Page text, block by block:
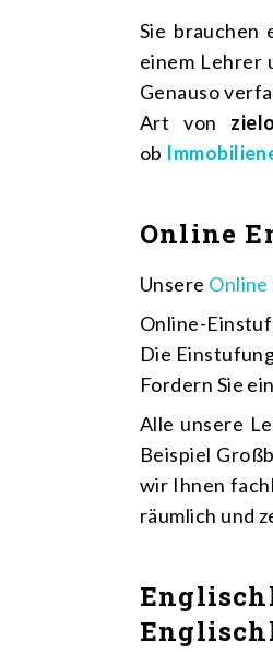
Sie brauchen
einem Lehrer
Genauso
Art von
ob
Online
Unsere
Online-
Die
Fordern Sie
Alle unsere
Beispiel
wir Ihnen
räumlich und